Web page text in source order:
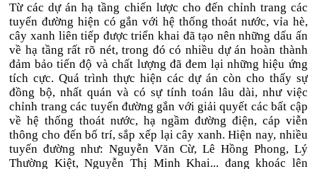
Từ các dự án hạ tầng chiến lược cho đến chỉnh trang các
tuyến đường hiện có gắn với hệ thống thoát nước, vỉa hè,
cây xanh liên tiếp được triển khai đã tạo nên những dấu ấn
về hạ tầng rất rõ nét, trong đó có nhiều dự án hoàn thành
đảm bảo tiến độ và chất lượng đã đem lại những hiệu ứng
tích cực. Quá trình thực hiện các dự án còn cho thấy sự
đồng bộ, nhất quán và có sự tính toán lâu dài, như việc
chỉnh trang các tuyến đường gắn với giải quyết các bất cập
về hệ thống thoát nước, hạ ngầm đường điện, cáp viễn
thông cho đến bố trí, sắp xếp lại cây xanh. Hiện nay, nhiều
tuyến đường như: Nguyễn Văn Cừ, Lê Hồng Phong, Lý
Thường Kiệt, Nguyễn Thị Minh Khai... đang khoác lên